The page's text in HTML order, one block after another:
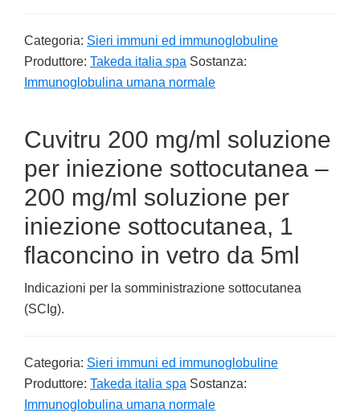
Categoria: Sieri immuni ed immunoglobuline
Produttore: Takeda italia spa Sostanza:
Immunoglobulina umana normale
Cuvitru 200 mg/ml soluzione
per iniezione sottocutanea –
200 mg/ml soluzione per
iniezione sottocutanea, 1
flaconcino in vetro da 5ml
Indicazioni per la somministrazione sottocutanea
(SCIg).
Categoria: Sieri immuni ed immunoglobuline
Produttore: Takeda italia spa Sostanza:
Immunoglobulina umana normale